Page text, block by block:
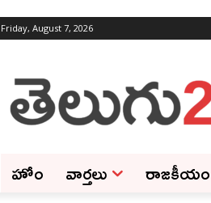
Friday, August 7, 2026
హోం వార్తలు రాజకీయం